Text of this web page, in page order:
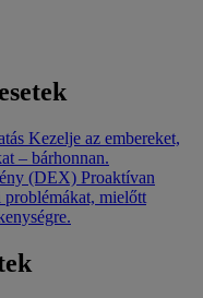
Kezelje az embereket,
– bárhonnan.
(DEX) Proaktívan
mielőtt